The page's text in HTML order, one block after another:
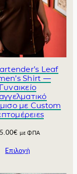
Leaf
Shirt —
Γυναικείο
με Custom
€ με ΦΠΑ
Επιλογή